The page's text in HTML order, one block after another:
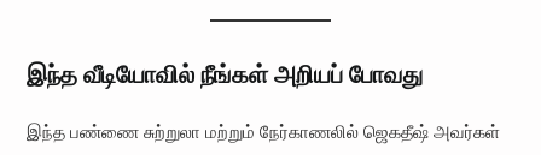
இந்த வீடியோவில் நீங்கள் அறியப் போவது
இந்த பண்ணை சுற்றுலா மற்றும் நேர்காணலில் ஜெகதீஷ் அவர்கள்